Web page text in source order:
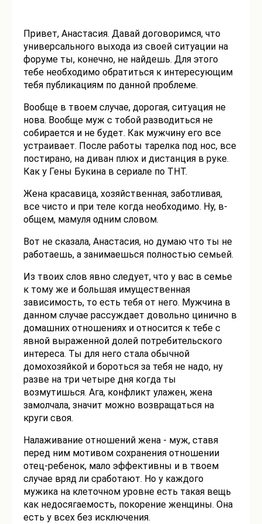
Привет, Анастасия. Давай договоримся, что
универсального выхода из своей ситуации на
форуме ты, конечно, не найдешь. Для этого
тебе необходимо обратиться к интересующим
тебя публикациям по данной проблеме.
Вообще в твоем случае, дорогая, ситуация не
нова. Вообще муж с тобой разводиться не
собирается и не будет. Как мужчину его все
устраивает. После работы тарелка под нос, все
постирано, на диван плюх и дистанция в руке.
Как у Гены Букина в сериале по ТНТ.
Жена красавица, хозяйственная, заботливая,
все чисто и при теле когда необходимо. Ну, в-
общем, мамуля одним словом.
Вот не сказала, Анастасия, но думаю что ты не
работаешь, а занимаешься полностью семьей.
Из твоих слов явно следует, что у вас в семье
к тому же и большая имущественная
зависимость, то есть тебя от него. Мужчина в
данном случае рассуждает довольно цинично в
домашних отношениях и относится к тебе с
явной выраженной долей потребительского
интереса. Ты для него стала обычной
домохозяйкой и бороться за тебя не надо, ну
разве на три четыре дня когда ты
возмутишься. Ага, конфликт улажен, жена
замолчала, значит можно возвращаться на
круги своя.
Налаживание отношений жена - муж, ставя
перед ним мотивом сохранения отношении
отец-ребенок, мало эффективны и в твоем
случае вряд ли сработают. Но у каждого
мужика на клеточном уровне есть такая вещь
как недосягаемость, покорение женщины. Она
есть у всех без исключения.